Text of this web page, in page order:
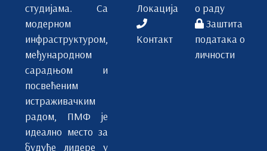
студијама. Са
модерном
инфраструктуром,
међународном
сарадњом и
посвећеним
истраживачким
радом, ПМФ је
идеално место за
будуће лидере у
Локација
Контакт
о раду
Заштита
података о
личности